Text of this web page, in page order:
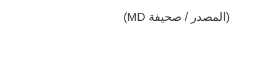
(المصدر / صحيفة MD)